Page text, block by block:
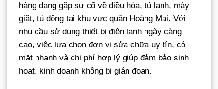
hàng đang gặp sự cố về điều hòa, tủ lạnh, máy
giặt, tủ đông tại khu vực quận Hoàng Mai. Với
nhu cầu sử dụng thiết bị điện lạnh ngày càng
cao, việc lựa chọn đơn vị sửa chữa uy tín, có
mặt nhanh và chi phí hợp lý giúp đảm bảo sinh
hoạt, kinh doanh không bị gián đoạn.